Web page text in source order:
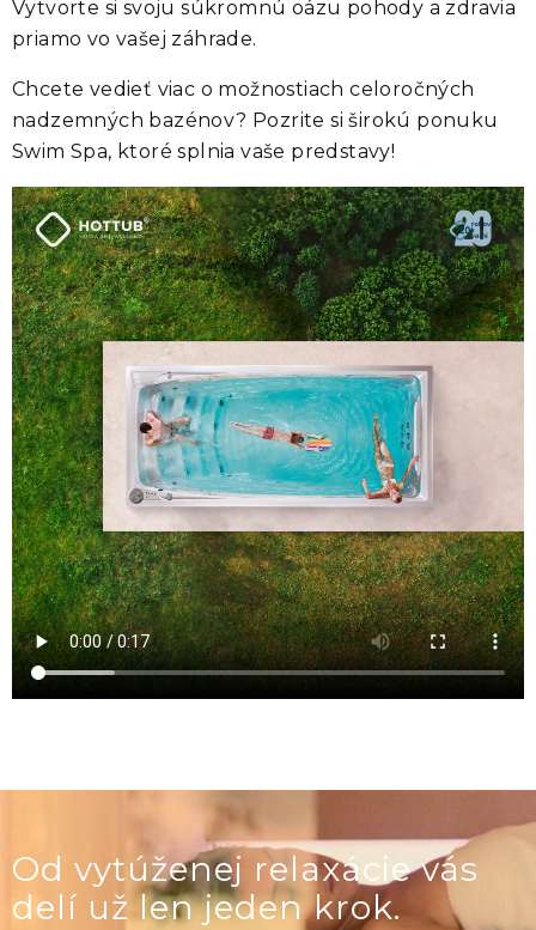
Vytvorte si svoju súkromnú oázu pohody a zdravia
priamo vo vašej záhrade.
Chcete vedieť viac o možnostiach celoročných
nadzemných bazénov? Pozrite si širokú ponuku
Swim Spa, ktoré splnia vaše predstavy!
Od vytúženej relaxácie vás
delí už len jeden krok.